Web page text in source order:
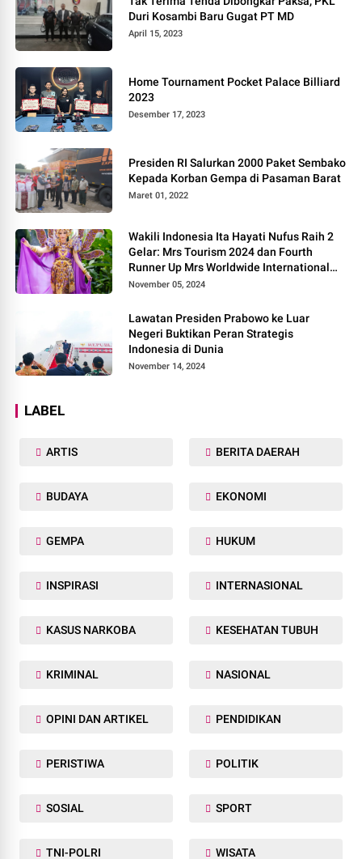
Duri Kosambi Baru Gugat PT MD
April 15, 2023
Home Tournament Pocket Palace Billiard
2023
Desember 17, 2023
Presiden RI Salurkan 2000 Paket Sembako
Kepada Korban Gempa di Pasaman Barat
Maret 01, 2022
Wakili Indonesia Ita Hayati Nufus Raih 2
Gelar: Mrs Tourism 2024 dan Fourth
Runner Up Mrs Worldwide International
2024, di Pemilihan Mrs Worldwide 2024
November 05, 2024
Lawatan Presiden Prabowo ke Luar
Negeri Buktikan Peran Strategis
Indonesia di Dunia
November 14, 2024
LABEL
ARTIS BERITA DAERAH
BUDAYA EKONOMI
GEMPA HUKUM
INSPIRASI INTERNASIONAL
KASUS NARKOBA KESEHATAN TUBUH
KRIMINAL NASIONAL
OPINI DAN ARTIKEL PENDIDIKAN
PERISTIWA POLITIK
SOSIAL SPORT
TNI-POLRI WISATA